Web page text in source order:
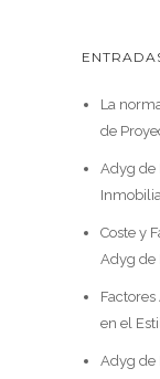
La
de
Adyg de
Coste y
Adyg de
en el
Adyg de